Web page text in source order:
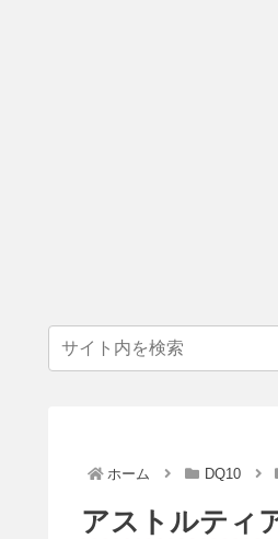
ホーム DQ10
アストルティ